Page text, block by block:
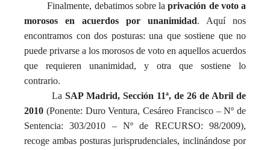
Finalmente, debatimos sobre laprivación de voto a
morosos en acuerdos por unanimidad. Aquí nos
encontramos con dos posturas: una que sostiene que no
puede privarse a los morosos de voto en aquellos acuerdos
que requieren unanimidad, y otra que sostiene lo
contrario.
La SAP Madrid, Sección 11ª, de 26 de Abril de
2010 (Ponente: Duro Ventura, Cesáreo Francisco – Nº de
Sentencia: 303/2010 – Nº de RECURSO: 98/2009),
recoge ambas posturas jurisprudenciales, inclinándose por